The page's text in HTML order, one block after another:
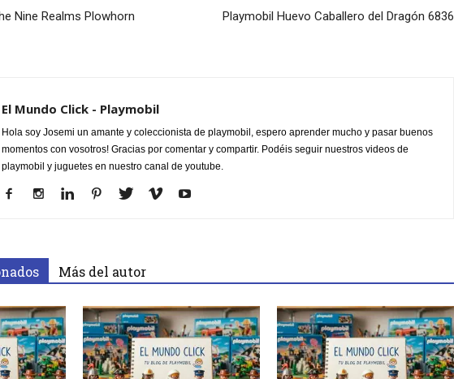
Nine Realms Plowhorn
Playmobil Huevo Caballero del Dragón 6836
El Mundo Click - Playmobil
Hola soy Josemi un amante y coleccionista de playmobil, espero aprender mucho y pasar buenos
momentos con vosotros! Gracias por comentar y compartir. Podéis seguir nuestros videos de
playmobil y juguetes en nuestro canal de youtube.
Más del autor